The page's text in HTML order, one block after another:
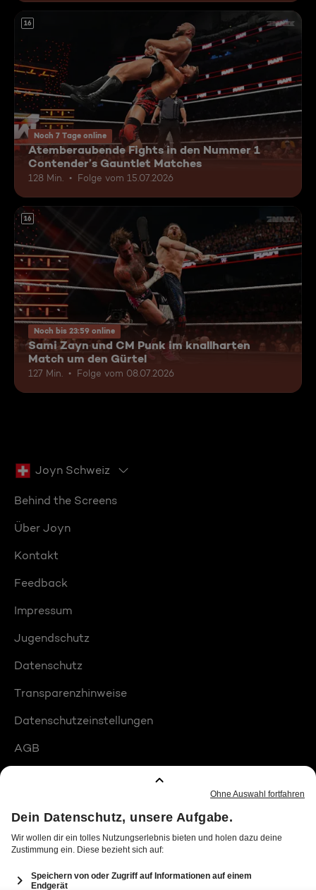
16
Noch 7 Tage online
Atemberaubende Fights in den Nummer 1
Contender’s Gauntlet Matches
128 Min. Folge vom 15.07.2026
16
Noch bis 23:59 online
Sami Zayn und CM Punk im knallharten
Match um den Gürtel
127 Min. Folge vom 08.07.2026
Joyn Schweiz
Behind the Screens
Über Joyn
Kontakt
Feedback
Impressum
Jugendschutz
Datenschutz
Transparenzhinweise
Datenschutzeinstellungen
AGB